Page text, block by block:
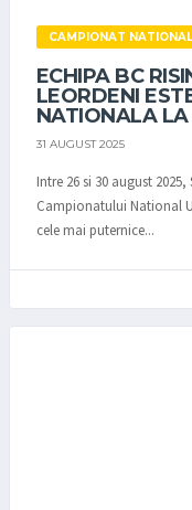
CAMPIONAT NATIONAL
ECHIPA BC
LEORDENI
NATIONALA LA
31 AUGUST 2025
Intre 26 si 30 august
Campionatului National
cele mai puternice...